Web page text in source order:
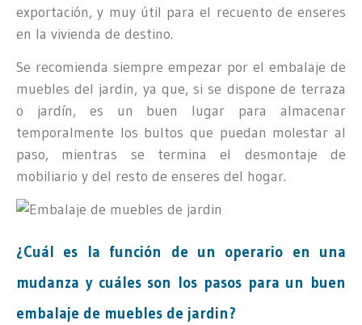
exportación, y muy útil para el recuento de enseres
en la vivienda de destino.
Se recomienda siempre empezar por el embalaje de
muebles del jardin, ya que, si se dispone de terraza
o jardín, es un buen lugar para almacenar
temporalmente los bultos que puedan molestar al
paso, mientras se termina el desmontaje de
mobiliario y del resto de enseres del hogar.
¿Cuál es la función de un operario en una
mudanza y cuáles son los pasos para un buen
embalaje de muebles de jardin?